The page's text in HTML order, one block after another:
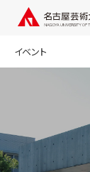
イベント